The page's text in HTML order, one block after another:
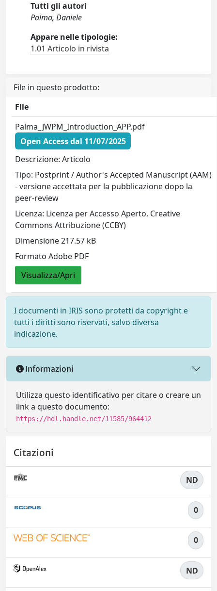
Tutti gli autori
Palma, Daniele
Appare nelle tipologie:
1.01 Articolo in rivista
File in questo prodotto:
File
Palma_JWPM_Introduction_APP.pdf
Open Access dal 11/07/2025
Descrizione: Articolo
Tipo: Postprint / Author's Accepted Manuscript (AAM)
- versione accettata per la pubblicazione dopo la
peer-review
Licenza: Licenza per Accesso Aperto. Creative
Commons Attribuzione (CCBY)
Dimensione 217.57 kB
Formato Adobe PDF
Visualizza/Apri
I documenti in IRIS sono protetti da copyright e
tutti i diritti sono riservati, salvo diversa
indicazione.
Informazioni
Utilizza questo identificativo per citare o creare un
link a questo documento:
https://hdl.handle.net/11585/964412
Citazioni
ND
0
0
ND